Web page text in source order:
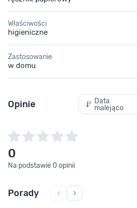
Właściwości
higieniczne
Zastosowanie
w domu
Opinie
Data
malejąco
0
Na podstawie 0 opinii
Porady